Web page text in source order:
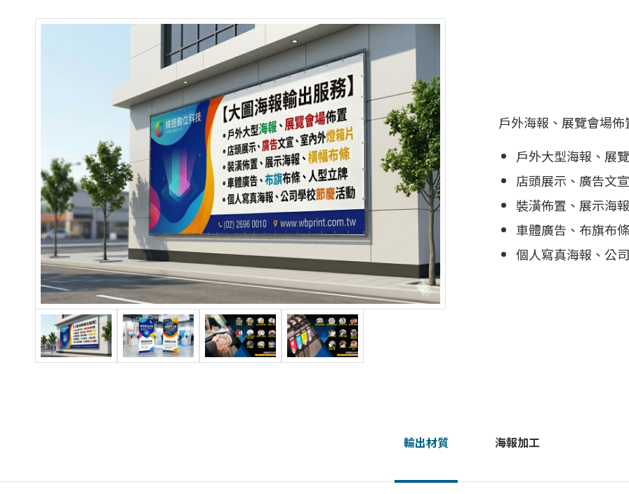
戶外海報、展覽會場
戶外大型海報、展
店頭展示、廣告文
裝潢佈置、展示海
車體廣告、布旗布
個人寫真海報、公
輸出材質 海報加工